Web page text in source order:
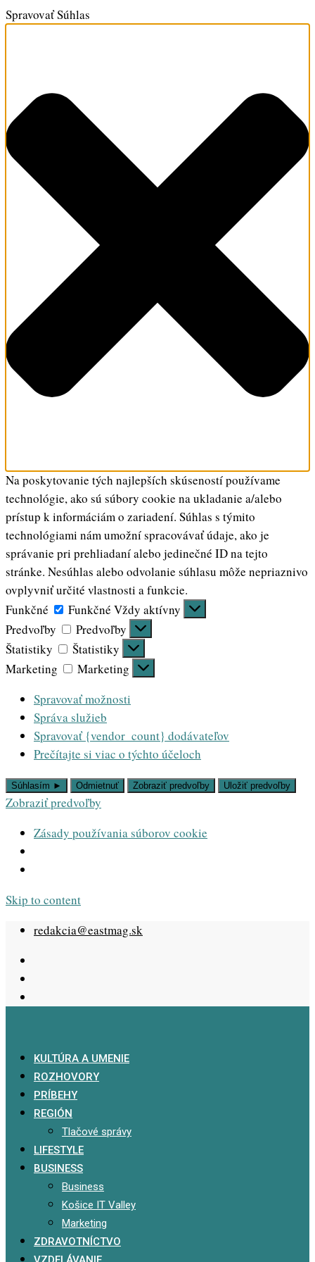
Spravovať Súhlas
Na poskytovanie tých najlepších skúseností používame
technológie, ako sú súbory cookie na ukladanie a/alebo
prístup k informáciám o zariadení. Súhlas s týmito
technológiami nám umožní spracovávať údaje, ako je
správanie pri prehliadaní alebo jedinečné ID na tejto
stránke. Nesúhlas alebo odvolanie súhlasu môže nepriaznivo
ovplyvniť určité vlastnosti a funkcie.
Funkčné
Funkčné Vždy aktívny
Predvoľby
Predvoľby
Štatistiky
Štatistiky
Marketing
Marketing
Spravovať možnosti
Správa služieb
Spravovať {vendor_count} dodávateľov
Prečítajte si viac o týchto účeloch
Súhlasím ► Odmietnuť Zobraziť predvoľby Uložiť predvoľby
Zobraziť predvoľby
Zásady používania súborov cookie
Skip to content
redakcia@eastmag.sk
KULTÚRA A UMENIE
ROZHOVORY
PRÍBEHY
REGIÓN
Tlačové správy
LIFESTYLE
BUSINESS
Business
Košice IT Valley
Marketing
ZDRAVOTNÍCTVO